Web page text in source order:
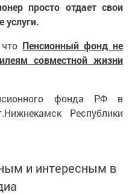
просто отдает свои
услуги.
Пенсионный фонд не
совместной жизни
фонда РФ в
Республики
и интересным в